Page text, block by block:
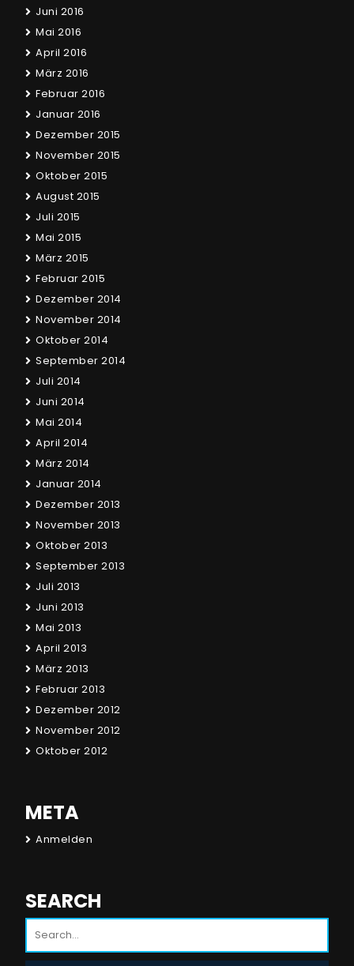
Juni 2016
Mai 2016
April 2016
März 2016
Februar 2016
Januar 2016
Dezember 2015
November 2015
Oktober 2015
August 2015
Juli 2015
Mai 2015
März 2015
Februar 2015
Dezember 2014
November 2014
Oktober 2014
September 2014
Juli 2014
Juni 2014
Mai 2014
April 2014
März 2014
Januar 2014
Dezember 2013
November 2013
Oktober 2013
September 2013
Juli 2013
Juni 2013
Mai 2013
April 2013
März 2013
Februar 2013
Dezember 2012
November 2012
Oktober 2012
META
Anmelden
SEARCH